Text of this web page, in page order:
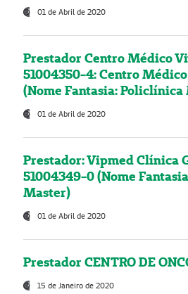
01 de Abril de 2020
Prestador Centro Médico
51004350-4: Centro
(Nome Fantasia:
01 de Abril de 2020
Prestador: Vipmed Clínica
51004349-0 (Nome
Master)
01 de Abril de 2020
Prestador CENTRO DE
15 de Janeiro de 2020